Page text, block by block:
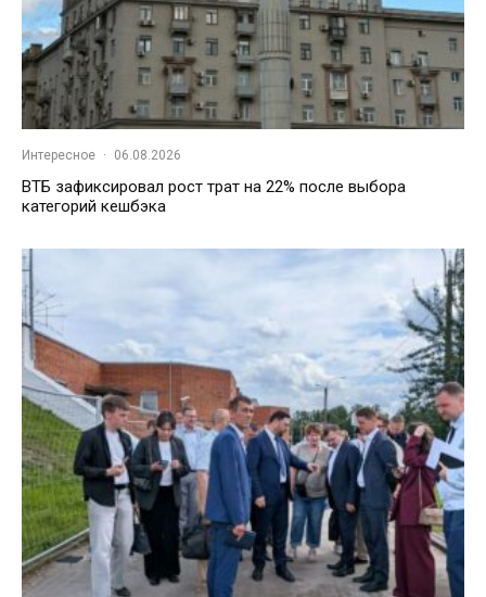
Интересное · 06.08.2026
ВТБ зафиксировал рост трат на 22% после выбора
категорий кешбэка